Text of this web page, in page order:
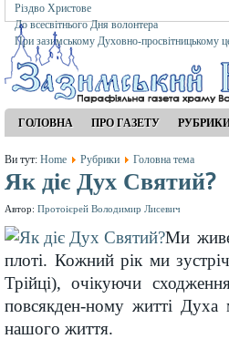
Різдво Христове
До всесвітнього Дня волонтера
При зазимському Духовно-просвітницькому
ГОЛОВНА ПРО ГАЗЕТУ
Ви тут: Home Рубрики Головна тема
Як діє Дух Святий?
Автор: Протоієрей Володимир Лисевич
Ми
плоті. Кожний рік ми
Трійці), очікуючи
повсякден-ному житті
нашого життя.